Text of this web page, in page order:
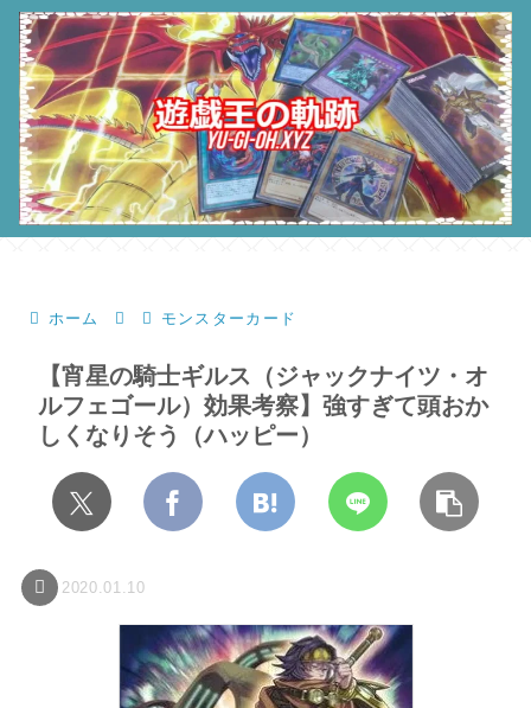
ホーム モンスターカード
【宵星の騎士ギルス（ジャックナイツ・オ
ルフェゴール）効果考察】強すぎて頭おか
しくなりそう（ハッピー）
2020.01.10